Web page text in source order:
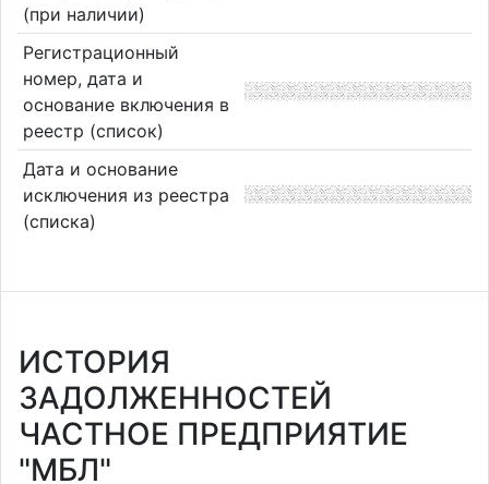
(при наличии)
Регистрационный
номер, дата и
основание включения в
реестр (список)
Дата и основание
исключения из реестра
(списка)
ИСТОРИЯ
ЗАДОЛЖЕННОСТЕЙ
ЧАСТНОЕ ПРЕДПРИЯТИЕ
"МБЛ"